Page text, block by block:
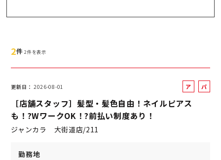
2件 2件を表示
更新日 2026-08-01
ア
バ
パ
［店舗スタッフ］髪型・髪色自由！ネイルピアス
も！?WワークOK！?前払い制度あり！
ジャンカラ 大街道店/211
勤務地